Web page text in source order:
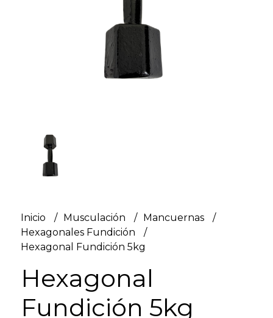
Inicio Musculación
Mancuernas
Hexagonales Fundición
Hexagonal Fundición 5kg
Hexagonal
Fundición 5kg